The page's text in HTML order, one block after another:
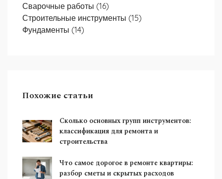
Сварочные работы (16)
Строительные инструменты (15)
Фундаменты (14)
Похожие статьи
Сколько основных групп инструментов:
классификация для ремонта и
строительства
Что самое дорогое в ремонте квартиры:
разбор сметы и скрытых расходов